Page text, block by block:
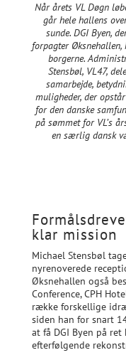
Når årets VL Døgn
går hele hallens
sunde. DGI Byen,
forpagter
borgerne.
Stensbøl, VL47,
samarbejde,
muligheder, der
for den danske
på sømmet for VL’s
en særlig dansk
klar mission
Michael Stensbøl
nyrenoverede
Øksnehallen også
Conference, CPH
række forskellige
siden han for snart
at få DGI Byen på
efterfølgende